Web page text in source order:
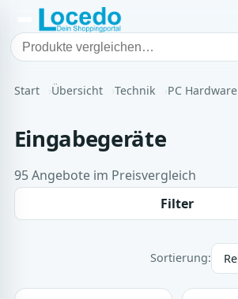
Start Übersicht Technik PC Hardware
Eingabegeräte
95 Angebote im Preisvergleich
Filter
Sortierung: